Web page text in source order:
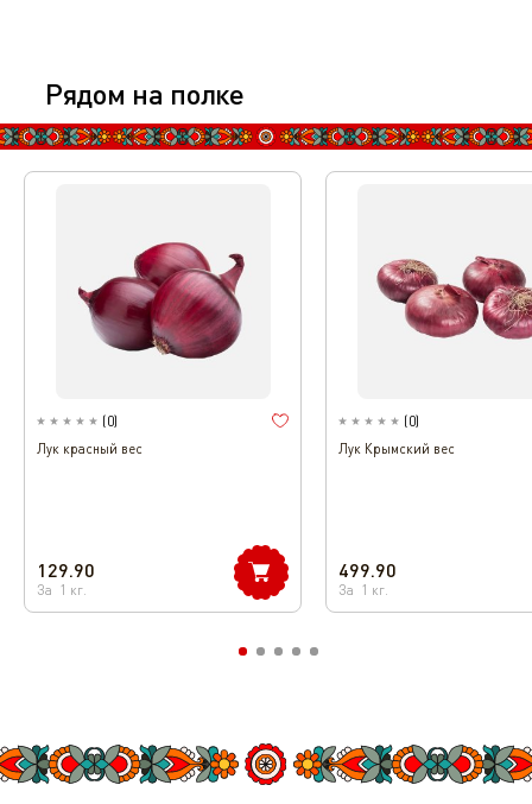
Рядом на полке
(0)
Лук красный вес
129.90
За 1 кг.
(0)
Лук Крымский вес
499.90
За 1 кг.